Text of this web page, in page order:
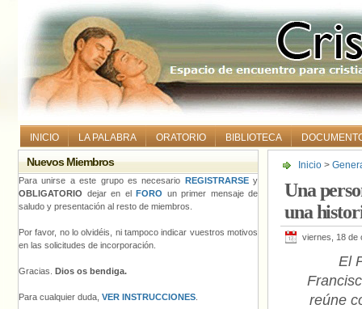
INICIO LA PALABRA ORATORIO BIBLIOTECA
Inicio >
Una
una
viernes, 18 de
El
reúne
Nuevos Miembros
Para unirse a este grupo es necesario REGISTRARSEy
OBLIGATORIO dejar en el FORO un primer mensaje de
saludo y presentación al resto de miembros.
Por favor, no lo olvidéis, ni tampoco indicar vuestros motivos
en las solicitudes de incorporación.
Gracias. Dios os bendiga.
Para cualquier duda, VER INSTRUCCIONES